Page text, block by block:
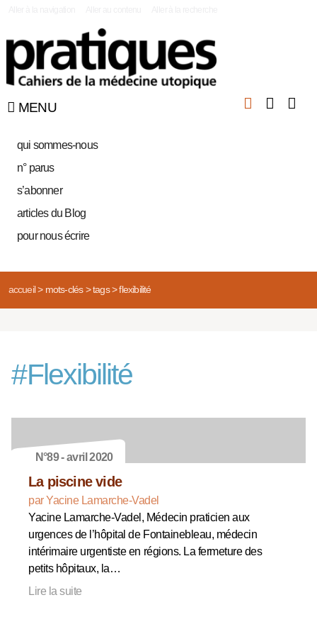
MENU
qui sommes-nous
n° parus
s’abonner
articles du Blog
pour nous écrire
accueil> mots-clés> tags> flexibilité
#Flexibilité
N°89 - avril 2020
La piscine vide
par Yacine Lamarche-Vadel
Yacine Lamarche-Vadel, Médecin praticien aux
urgences de l’hôpital de Fontainebleau, médecin
intérimaire urgentiste en régions. La fermeture des
petits hôpitaux, la…
Lire la suite